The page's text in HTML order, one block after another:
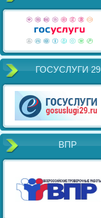
ГОСУСЛУГИ 29
ВПР